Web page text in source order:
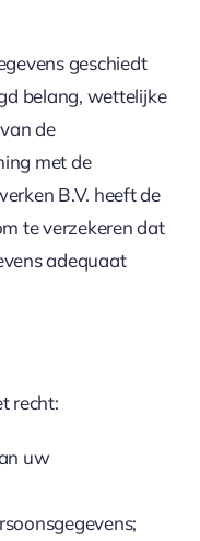
geschiedt
belang, wettelijke
de
met de
B.V. heeft de
te verzekeren dat
adequaat
recht:
uw